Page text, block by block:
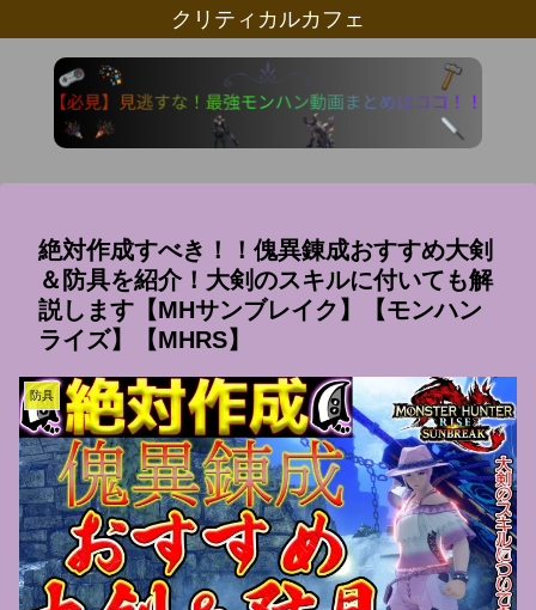
クリティカルカフェ
絶対作成すべき！！傀異錬成おすすめ大剣
＆防具を紹介！大剣のスキルに付いても解
説します【MHサンブレイク】【モンハン
ライズ】【MHRS】
防具